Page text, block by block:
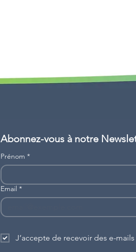
Abonnez-vous à notre
Prénom *
Email *
J’accepte de recevoir des e-